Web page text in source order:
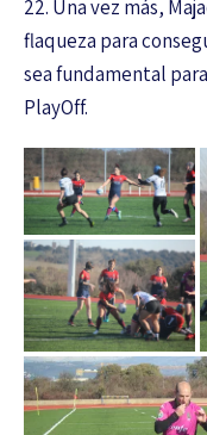
22. Una vez más,
flaqueza para
sea fundamental
PlayOff.